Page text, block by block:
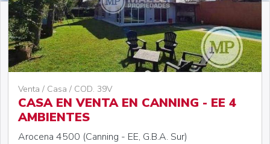
Venta / Casa / COD. 39V
CASA EN VENTA EN CANNING - EE 4
AMBIENTES
Arocena 4500 (Canning - EE, G.B.A. Sur)